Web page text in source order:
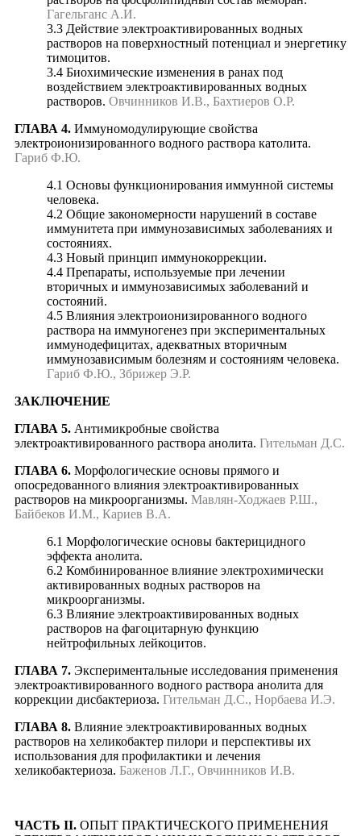
Гагельганс А.И.
3.3 Действие электроактивированных водных
растворов на поверхностный потенциал и энергетику
тимоцитов.
3.4 Биохимические изменения в ранах под
воздействием электроактивированных водных
растворов. Овчинников И.В., Бахтиеров О.Р.
ГЛАВА 4. Иммуномодулирующие свойства
электроионизированного водного раствора католита.
Гариб Ф.Ю.
4.1 Основы функционирования иммунной системы
человека.
4.2 Общие закономерности нарушений в составе
иммунитета при иммунозависимых заболеваниях и
состояниях.
4.3 Новый принцип иммунокоррекции.
4.4 Препараты, используемые при лечении
вторичных и иммунозависимых заболеваний и
состояний.
4.5 Влияния электроионизированного водного
раствора на иммуногенез при экспериментальных
иммунодефицитах, адекватных вторичным
иммунозависимым болезням и состояниям человека.
Гариб Ф.Ю., Збрижер Э.Р.
ЗАКЛЮЧЕНИЕ
ГЛАВА 5. Антимикробные свойства
электроактивированного раствора анолита. Гительман Д.С.
ГЛАВА 6. Морфологические основы прямого и
опосредованного влияния электроактивированных
растворов на микроорганизмы. Мавлян-Ходжаев Р.Ш.,
Байбеков И.М., Кариев В.А.
6.1 Морфологические основы бактерицидного
эффекта анолита.
6.2 Комбинированное влияние электрохимически
активированных водных растворов на
микроорганизмы.
6.3 Влияние электроактивированных водных
растворов на фагоцитарную функцию
нейтрофильных лейкоцитов.
ГЛАВА 7. Экспериментальные исследования применения
электроактивированного водного раствора анолита для
коррекции дисбактериоза. Гительман Д.С., Норбаева И.Э.
ГЛАВА 8. Влияние электроактивированных водных
растворов на хеликобактер пилори и перспективы их
использования для профилактики и лечения
хеликобактериоза. Баженов Л.Г., Овчинников И.В.
ЧАСТЬ II. ОПЫТ ПРАКТИЧЕСКОГО ПРИМЕНЕНИЯ